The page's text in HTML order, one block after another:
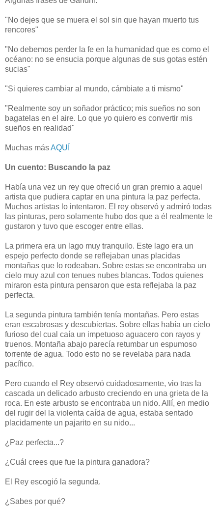
"No dejes que se muera el sol sin que hayan muerto tus
rencores"
"No debemos perder la fe en la humanidad que es como el
océano: no se ensucia porque algunas de sus gotas estén
sucias"
"Si quieres cambiar al mundo, cámbiate a ti mismo"
"Realmente soy un soñador práctico; mis sueños no son
bagatelas en el aire. Lo que yo quiero es convertir mis
sueños en realidad"
Muchas másAQUÍ
Un cuento: Buscando la paz
Había una vez un rey que ofreció un gran premio a aquel
artista que pudiera captar en una pintura la paz perfecta.
Muchos artistas lo intentaron. El rey observó y admiró todas
las pinturas, pero solamente hubo dos que a él realmente le
gustaron y tuvo que escoger entre ellas.
La primera era un lago muy tranquilo. Este lago era un
espejo perfecto donde se reflejaban unas placidas
montañas que lo rodeaban. Sobre estas se encontraba un
cielo muy azul con tenues nubes blancas. Todos quienes
miraron esta pintura pensaron que esta reflejaba la paz
perfecta.
La segunda pintura también tenía montañas. Pero estas
eran escabrosas y descubiertas. Sobre ellas había un cielo
furioso del cual caía un impetuoso aguacero con rayos y
truenos. Montaña abajo parecía retumbar un espumoso
torrente de agua. Todo esto no se revelaba para nada
pacífico.
Pero cuando el Rey observó cuidadosamente, vio tras la
cascada un delicado arbusto creciendo en una grieta de la
roca. En este arbusto se encontraba un nido. Allí, en medio
del rugir del la violenta caída de agua, estaba sentado
placidamente un pajarito en su nido...
¿Paz perfecta...?
¿Cuál crees que fue la pintura ganadora?
El Rey escogió la segunda.
¿Sabes por qué?